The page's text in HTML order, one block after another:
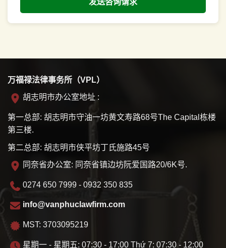
万福禄法律事务所（VPL）
胡志明市办公室地址 :
第一总部: 胡志明市守油一坊黄文寿路68号The Capital栋楼
第三楼.
第二总部: 胡志明市侠平坊丁氏施路45号
同奈省办公室: 同奈省镇边坊阮爱国路20/6K号.
0274 650 7999 - 0932 350 835
info@vanphuclawfirm.com
MST: 3703095219
星期一 - 星期五: 07:30 - 17:00 Thứ 7: 07:30 - 12:00